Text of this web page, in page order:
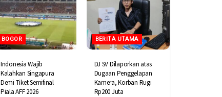
BOGOR
Indonesia Wajib
Kalahkan Singapura
Demi Tiket Semifinal
Piala AFF 2026
BERITA UTAMA
DJ SV Dilaporkan atas
Dugaan Penggelapan
Kamera, Korban Rugi
Rp200 Juta